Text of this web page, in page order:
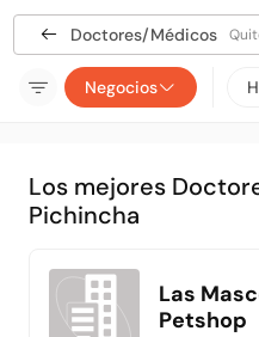
Doctores/Médicos
Negocios
Los mejores
Pichincha
Las
Petshop